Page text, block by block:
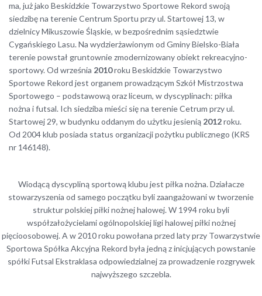
ma, już jako Beskidzkie Towarzystwo Sportowe Rekord swoją
siedzibę na terenie Centrum Sportu przy ul. Startowej 13, w
dzielnicy Mikuszowie Śląskie, w bezpośrednim sąsiedztwie
Cygańskiego Lasu. Na wydzierżawionym od Gminy Bielsko-Biała
terenie powstał gruntownie zmodernizowany obiekt rekreacyjno-
sportowy. Od września 2010roku Beskidzkie Towarzystwo
Sportowe Rekord jest organem prowadzącym Szkół Mistrzostwa
Sportowego – podstawową oraz liceum, w dyscyplinach: piłka
nożna i futsal. Ich siedziba mieści się na terenie Cetrum przy ul.
Startowej 29, w budynku oddanym do użytku jesienią 2012roku.
Od 2004 klub posiada status organizacji pożytku publicznego (KRS
nr 146148).
Wiodącą dyscypliną sportową klubu jest piłka nożna. Działacze
stowarzyszenia od samego początku byli zaangażowani w tworzenie
struktur polskiej piłki nożnej halowej. W 1994 roku byli
współzałożycielami ogólnopolskiej ligi halowej piłki nożnej
pięcioosobowej. A w 2010 roku powołana przed laty przy Towarzystwie
Sportowa Spółka Akcyjna Rekord była jedną z inicjujących powstanie
spółki Futsal Ekstraklasa odpowiedzialnej za prowadzenie rozgrywek
najwyższego szczebla.